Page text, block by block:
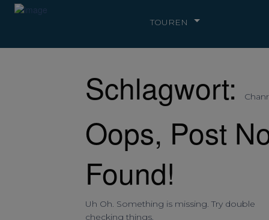
TOUREN
Schlagwort:
Oops, Post
Found!
Uh Oh. Something is missing. Try double
checking things.